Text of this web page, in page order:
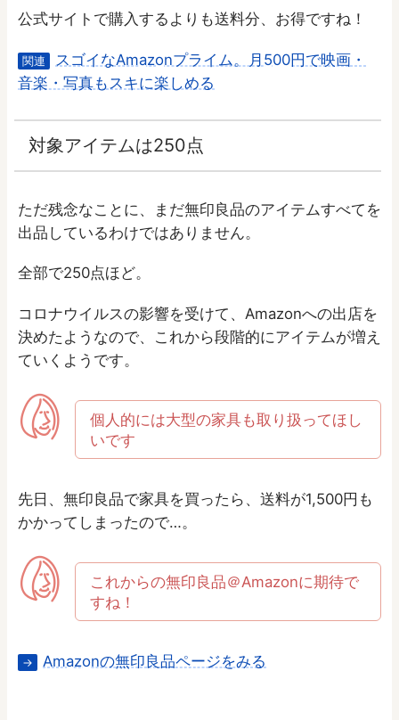
公式サイトで購入するよりも送料分、お得ですね！
関連
スゴイなAmazonプライム。月500円で映画・
音楽・写真もスキに楽しめる
対象アイテムは250点
ただ残念なことに、まだ無印良品のアイテムすべてを
出品しているわけではありません。
全部で250点ほど。
コロナウイルスの影響を受けて、Amazonへの出店を
決めたようなので、これから段階的にアイテムが増え
ていくようです。
個人的には大型の家具も取り扱ってほし
いです
先日、無印良品で家具を買ったら、送料が1,500円も
かかってしまったので…。
これからの無印良品＠Amazonに期待で
すね！
→ Amazonの無印良品ページをみる